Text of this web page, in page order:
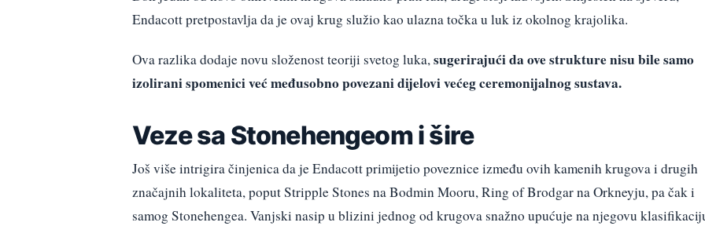
Endacott pretpostavlja da je ovaj krug služio kao ulazna točka u luk iz okolnog krajolika.
Ova razlika dodaje novu složenost teoriji svetog luka,sugerirajući da ove strukture nisu bile samo
izolirani spomenici već međusobno povezani dijelovi većeg ceremonijalnog sustava.
Veze sa Stonehengeom i šire
Još više intrigira činjenica da je Endacott primijetio poveznice između ovih kamenih krugova i drugih
značajnih lokaliteta, poput Stripple Stones na Bodmin Mooru, Ring of Brodgar na Orkneyju, pa čak i
samog Stonehengea. Vanjski nasip u blizini jednog od krugova snažno upućuje na njegovu